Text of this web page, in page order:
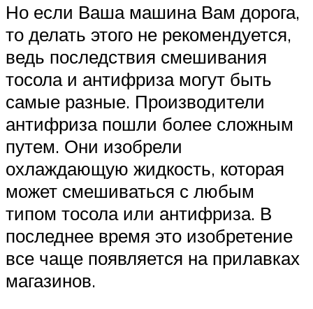
Но если Ваша машина Вам дорога,
то делать этого не рекомендуется,
ведь последствия смешивания
тосола и антифриза могут быть
самые разные. Производители
антифриза пошли более сложным
путем. Они изобрели
охлаждающую жидкость, которая
может смешиваться с любым
типом тосола или антифриза. В
последнее время это изобретение
все чаще появляется на прилавках
магазинов.